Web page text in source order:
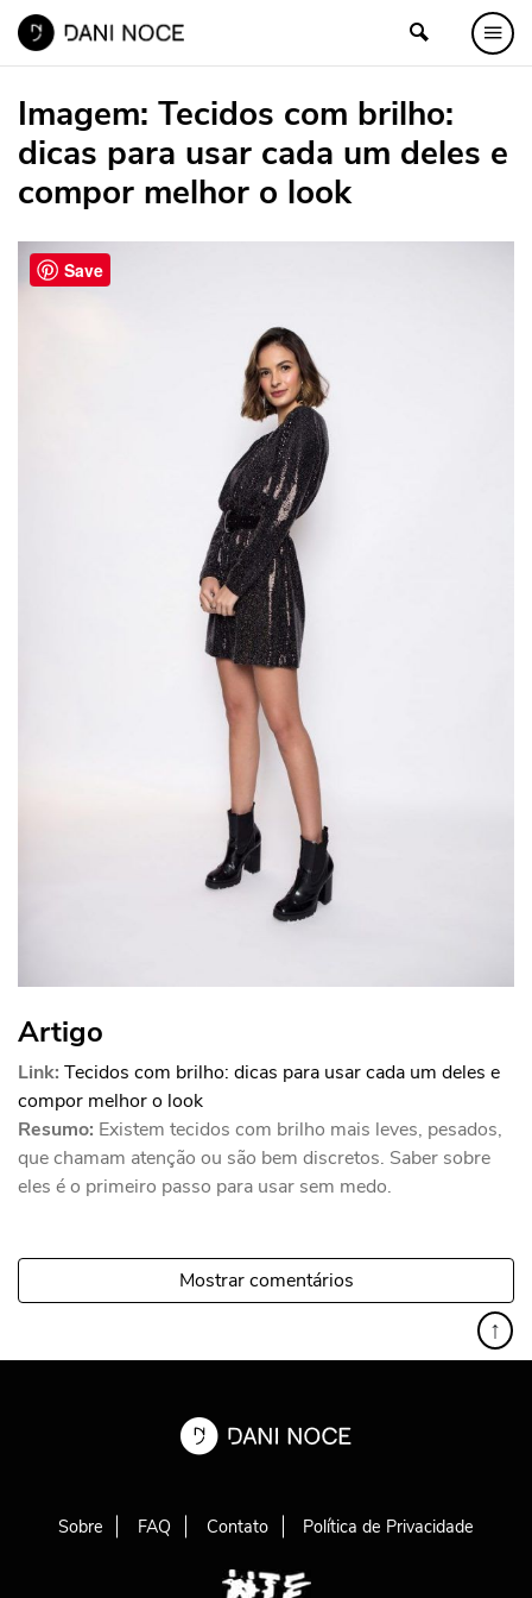
Imagem: Tecidos com brilho:
dicas para usar cada um deles e
compor melhor o look
Artigo
Link: Tecidos com brilho: dicas para usar cada um deles e
compor melhor o look
Resumo: Existem tecidos com brilho mais leves, pesados,
que chamam atenção ou são bem discretos. Saber sobre
eles é o primeiro passo para usar sem medo.
Mostrar comentários
↑
Sobre FAQ Contato Política de Privacidade
Save